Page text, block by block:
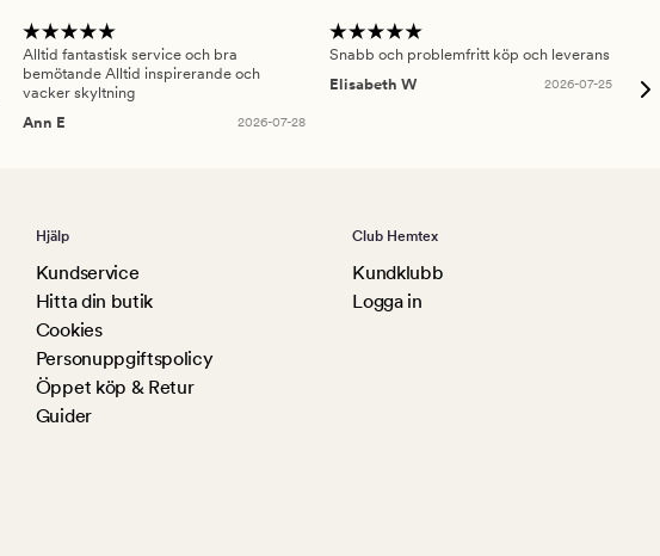
Alltid fantastisk service och bra
bemötande Alltid inspirerande och
vacker skyltning
Ann E
2026-07-28
Snabb och problemfritt köp och leverans
Elisabeth W
2026-07-25
Hjälp
Kundservice
Hitta din butik
Cookies
Personuppgiftspolicy
Öppet köp & Retur
Guider
Club Hemtex
Kundklubb
Logga in